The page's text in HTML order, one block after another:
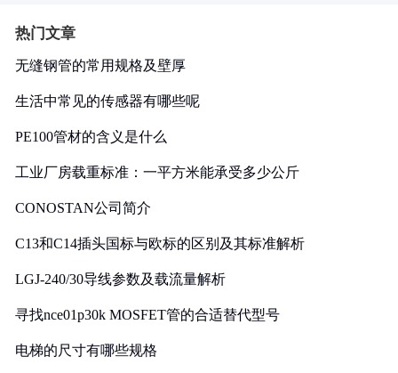
热门文章
无缝钢管的常用规格及壁厚
生活中常见的传感器有哪些呢
PE100管材的含义是什么
工业厂房载重标准：一平方米能承受多少公斤
CONOSTAN公司简介
C13和C14插头国标与欧标的区别及其标准解析
LGJ-240/30导线参数及载流量解析
寻找nce01p30k MOSFET管的合适替代型号
电梯的尺寸有哪些规格